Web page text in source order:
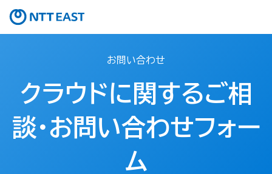
お問い合わせ
クラウドに関するご相
談・お問い合わせフォー
ム